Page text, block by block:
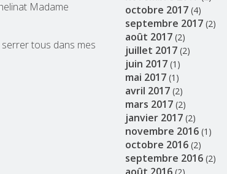
Madame
tous dans mes
octobre 2017(4)
septembre 2017(2)
août 2017(2)
juillet 2017(2)
juin 2017(1)
mai 2017(1)
avril 2017(2)
mars 2017(2)
janvier 2017(2)
novembre 2016(1)
octobre 2016(2)
septembre 2016(2)